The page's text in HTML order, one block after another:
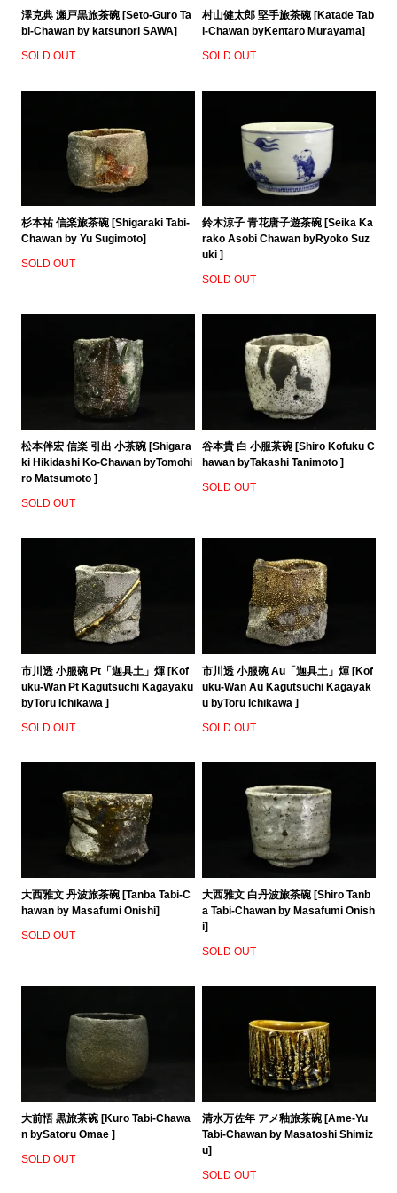
澤克典 瀬戸黒旅茶碗 [Seto-Guro Ta
bi-Chawan by katsunori SAWA]
SOLD OUT
村山健太郎 堅手旅茶碗 [Katade Tab
i-Chawan byKentaro Murayama]
SOLD OUT
杉本祐 信楽旅茶碗 [Shigaraki Tabi-
Chawan by Yu Sugimoto]
SOLD OUT
鈴木涼子 青花唐子遊茶碗 [Seika Ka
rako Asobi Chawan byRyoko Suz
uki ]
SOLD OUT
松本伴宏 信楽 引出 小茶碗 [Shigara
ki Hikidashi Ko-Chawan byTomohi
ro Matsumoto ]
SOLD OUT
谷本貴 白 小服茶碗 [Shiro Kofuku C
hawan byTakashi Tanimoto ]
SOLD OUT
市川透 小服碗 Pt「迦具土」煇 [Kof
uku-Wan Pt Kagutsuchi Kagayaku
byToru Ichikawa ]
SOLD OUT
市川透 小服碗 Au「迦具土」煇 [Kof
uku-Wan Au Kagutsuchi Kagayak
u byToru Ichikawa ]
SOLD OUT
大西雅文 丹波旅茶碗 [Tanba Tabi-C
hawan by Masafumi Onishi]
SOLD OUT
大西雅文 白丹波旅茶碗 [Shiro Tanb
a Tabi-Chawan by Masafumi Onish
i]
SOLD OUT
大前悟 黒旅茶碗 [Kuro Tabi-Chawa
n bySatoru Omae ]
SOLD OUT
清水万佐年 アメ釉旅茶碗 [Ame-Yu
Tabi-Chawan by Masatoshi Shimiz
u]
SOLD OUT